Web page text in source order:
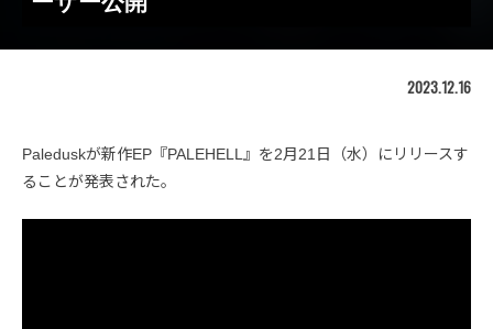
2023.12.16
Paleduskが新作EP『PALEHELL』を2月21日（水）にリリースす
ることが発表された。